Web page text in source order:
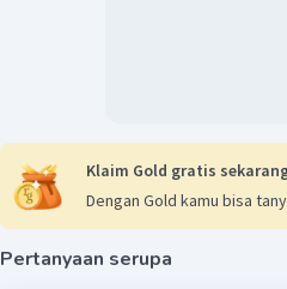
Klaim Gold gratis
Dengan Gold kamu bisa
Pertanyaan serupa